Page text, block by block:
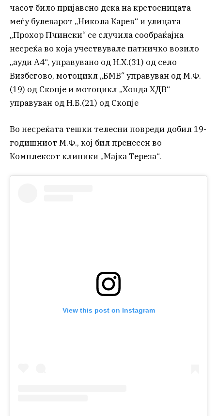
часот било пријавено дека на крстосницата
меѓу булеварот „Никола Карев“ и улицата
„Прохор Пчински“ се случила сообраќајна
несреќа во која учествувале патничко возило
„ауди А4“, управувано од Н.Х.(31) од село
Визбегово, мотоцикл „БМВ“ управуван од М.Ф.
(19) од Скопје и мотоцикл „Хонда ХДВ“
управуван од Н.Б.(21) од Скопје
Во несреќата тешки телесни повреди добил 19-
годишниот М.Ф., кој бил пренесен во
Комплексот клиники „Мајка Тереза“.
View this post on Instagram